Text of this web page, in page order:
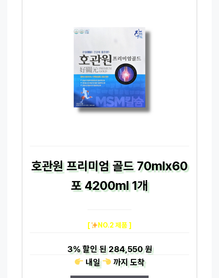
호관원 프리미엄 골드 70mlx60
포 4200ml 1개
[ NO.2 제품 ]
3%할인 된284,550 원
내일
까지도착